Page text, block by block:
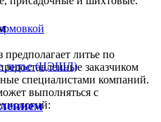
литье (ЦЭШЛ)
предполагает литье по
заказчиком
специалистами компаний.
выполняться с